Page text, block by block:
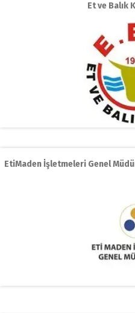
Et ve Balık
EtiMaden İşletmeleri Genel